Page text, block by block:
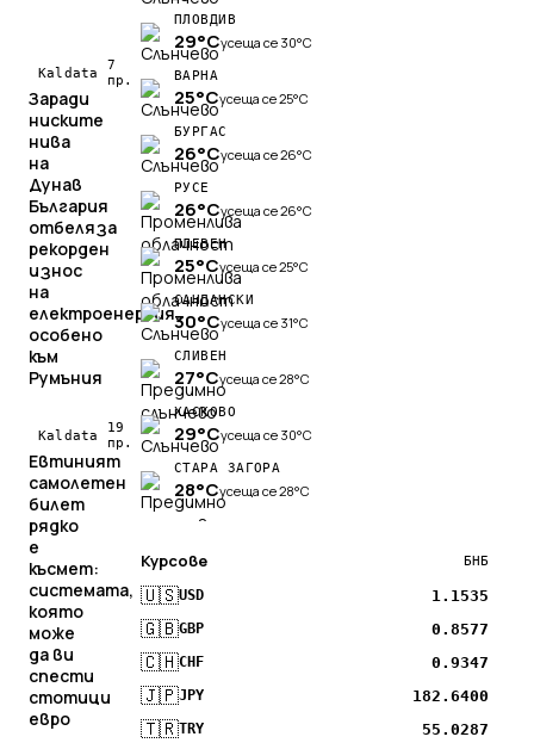
Kaldata
7
пр.
Заради
ниските
нива
на
Дунав
България
отбеляза
рекорден
износ
на
електроенергия,
особено
към
Румъния
Kaldata
19
пр.
Евтиният
самолетен
билет
рядко
е
късмет:
системата,
която
може
да ви
спести
стотици
евро
ПЛОВДИВ
29°Cусеща се 30°C
ВАРНА
25°Cусеща се 25°C
БУРГАС
26°Cусеща се 26°C
РУСЕ
26°Cусеща се 26°C
ПЛЕВЕН
25°Cусеща се 25°C
САНДАНСКИ
30°Cусеща се 31°C
СЛИВЕН
27°Cусеща се 28°C
ХАСКОВО
29°Cусеща се 30°C
СТАРА ЗАГОРА
28°Cусеща се 28°C
Курсове БНБ
🇺🇸USD 1.1535
🇬🇧GBP 0.8577
🇨🇭CHF 0.9347
🇯🇵JPY 182.6400
🇹🇷TRY 55.0287